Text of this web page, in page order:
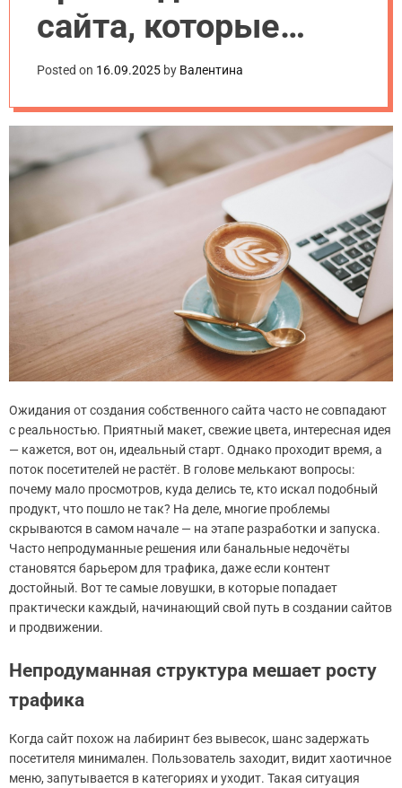
сайта, которые
мешают
привлечению
трафика
Posted on 16.09.2025 by Валентина
Ожидания от создания собственного сайта часто не совпадают
с реальностью. Приятный макет, свежие цвета, интересная идея
— кажется, вот он, идеальный старт. Однако проходит время, а
поток посетителей не растёт. В голове мелькают вопросы:
почему мало просмотров, куда делись те, кто искал подобный
продукт, что пошло не так? На деле, многие проблемы
скрываются в самом начале — на этапе разработки и запуска.
Часто непродуманные решения или банальные недочёты
становятся барьером для трафика, даже если контент
достойный. Вот те самые ловушки, в которые попадает
практически каждый, начинающий свой путь в создании сайтов
и продвижении.
Непродуманная структура мешает росту
трафика
Когда сайт похож на лабиринт без вывесок, шанс задержать
посетителя минимален. Пользователь заходит, видит хаотичное
меню, запутывается в категориях и уходит. Такая ситуация